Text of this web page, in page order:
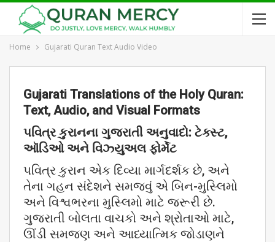
Home Gujarati Quran Text Audio Video
Gujarati Translations of the Holy Quran:
Text, Audio, and Visual Formats
પવિત્રકુરાનના ગુજરાતી અનુવાદો: ટેક્સ્ટ,
ઑડિઓઅને વિઝ્યુઅલ ફોર્મેટ
પવિત્ર કુરાન એક દિવ્યા માર્ગદર્શક છે, અને
તેના ગહન સંદેશને સમજવું એ બિન-મુસ્લિમો
અને વિશ્વભરના મુસ્લિમો માટે જરૂરી છે.
ગુજરાતી બોલતા વાચકો અને શ્રોતાઓ માટે,
ઊંડી સમજણ અને આધ્યાત્મિક જોડાણને